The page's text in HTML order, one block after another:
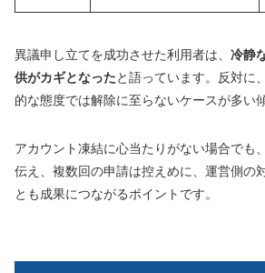
異議申し立てを成功させた利用者は、 冷静
供がカギとなったと語っています。反対に
的な態度では解除に至らないケースが多い
アカウント凍結に心当たりがない場合でも
伝え、複数回の申請は控えめに、運営側の
とも成果につながるポイントです。